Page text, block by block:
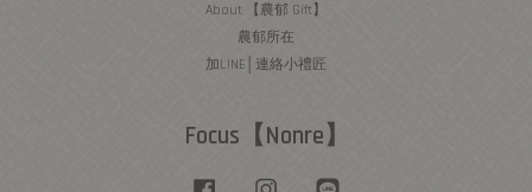
About 【農郁 Gift】
農郁所在
加LINE│連絡小禮匠
Focus【Nonre】
Facebook Instagram